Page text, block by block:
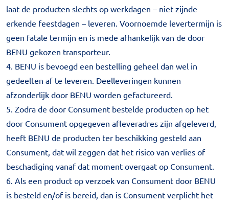
laat de producten slechts op werkdagen – niet zijnde
erkende feestdagen – leveren. Voornoemde levertermijn is
geen fatale termijn en is mede afhankelijk van de door
BENU gekozen transporteur.
4. BENU is bevoegd een bestelling geheel dan wel in
gedeelten af te leveren. Deelleveringen kunnen
afzonderlijk door BENU worden gefactureerd.
5. Zodra de door Consument bestelde producten op het
door Consument opgegeven afleveradres zijn afgeleverd,
heeft BENU de producten ter beschikking gesteld aan
Consument, dat wil zeggen dat het risico van verlies of
beschadiging vanaf dat moment overgaat op Consument.
6. Als een product op verzoek van Consument door BENU
is besteld en/of is bereid, dan is Consument verplicht het